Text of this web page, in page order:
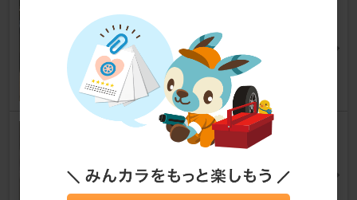
ズ交換
エクシーガ [YA]
マサいるかさん
84
2
フォグランプにLEDイカリング
取り付け ②
エクシーガ [YA]
Pinky☆Driveさん